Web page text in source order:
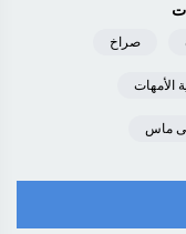
صراخ
الأمهات
ماس